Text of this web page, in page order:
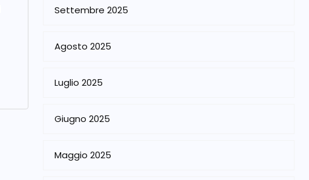
Settembre 2025
Agosto 2025
Luglio 2025
Giugno 2025
Maggio 2025